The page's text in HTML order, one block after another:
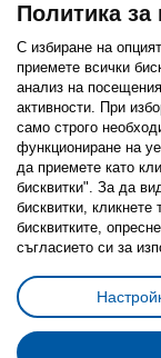
Последвайте
FacebookTwitter
Политика
Избор на
Условия за
Политика
Общи
Политика за
С избиране на
приемете всички
анализ на
активности. При
само строго
функциониране на
да приемете като
бисквитки". За да
бисквитки,
бисквитките,
съгласието си за